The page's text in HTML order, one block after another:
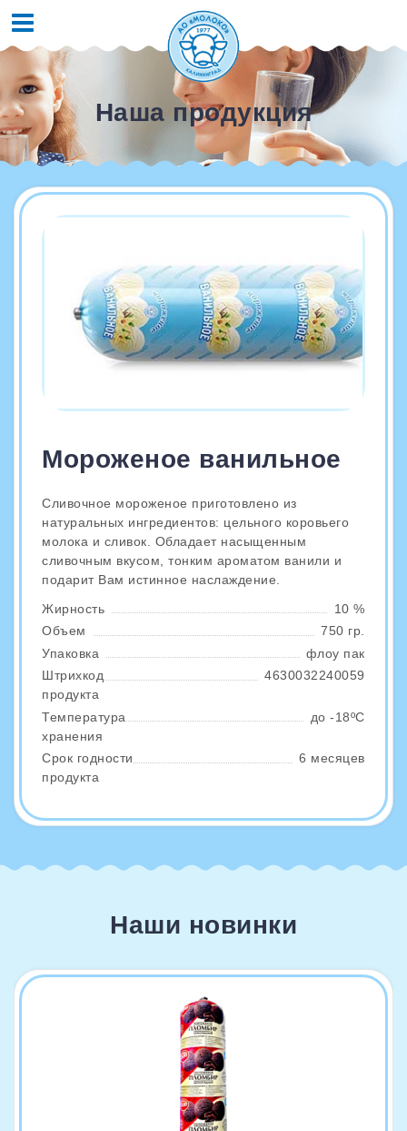
Наша продукция
Мороженое ванильное
Сливочное мороженое приготовлено из
натуральных ингредиентов: цельного коровьего
молока и сливок. Обладает насыщенным
сливочным вкусом, тонким ароматом ванили и
подарит Вам истинное наслаждение.
Жирность
10 %
Объем
750 гр.
Упаковка
флоу пак
Штрихкод
продукта
4630032240059
Температура
хранения
до -18ºС
Срок годности
продукта
6 месяцев
Наши новинки